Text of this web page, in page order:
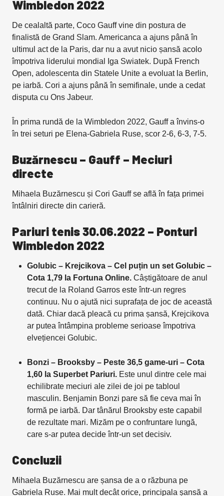
Wimbledon 2022
De cealaltă parte, Coco Gauff vine din postura de
finalistă de Grand Slam. Americanca a ajuns până în
ultimul act de la Paris, dar nu a avut nicio șansă acolo
împotriva liderului mondial Iga Swiatek. După French
Open, adolescenta din Statele Unite a evoluat la Berlin,
pe iarbă. Cori a ajuns până în semifinale, unde a cedat
disputa cu Ons Jabeur.
În prima rundă de la Wimbledon 2022, Gauff a învins-o
în trei seturi pe Elena-Gabriela Ruse, scor 2-6, 6-3, 7-5.
Buzărnescu – Gauff – Meciuri
directe
Mihaela Buzărnescu și Cori Gauff se află în fața primei
întâlniri directe din carieră.
Pariuri tenis 30.06.2022 – Ponturi
Wimbledon 2022
Golubic – Krejcikova – Cel puțin un set Golubic –
Cota 1,79 la Fortuna Online. Câștigătoare de anul
trecut de la Roland Garros este într-un regres
continuu. Nu o ajută nici suprafața de joc de această
dată. Chiar dacă pleacă cu prima șansă, Krejcikova
ar putea întâmpina probleme serioase împotriva
elvețiencei Golubic.
Bonzi – Brooksby – Peste 36,5 game-uri – Cota
1,60 la Superbet Pariuri. Este unul dintre cele mai
echilibrate meciuri ale zilei de joi pe tabloul
masculin. Benjamin Bonzi pare să fie ceva mai în
formă pe iarbă. Dar tânărul Brooksby este capabil
de rezultate mari. Mizăm pe o confruntare lungă,
care s-ar putea decide într-un set decisiv.
Concluzii
Mihaela Buzărnescu are șansa de a o răzbuna pe
Gabriela Ruse. Mai mult decât orice, principala șansă a